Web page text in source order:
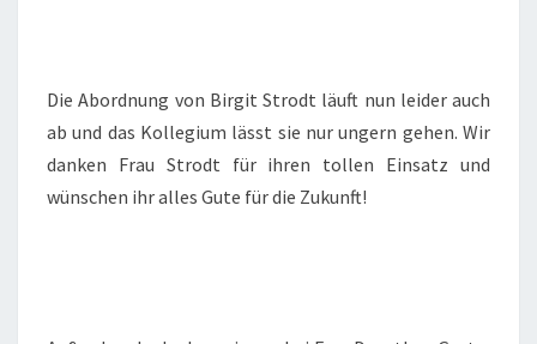
Die Abordnung von Birgit Strodt läuft nun leider auch
ab und das Kollegium lässt sie nur ungern gehen. Wir
danken Frau Strodt für ihren tollen Einsatz und
wünschen ihr alles Gute für die Zukunft!